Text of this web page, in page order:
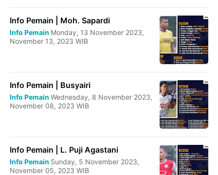
Info Pemain | Moh. Sapardi
Info Pemain Monday, 13 November 2023,
November 13, 2023 WIB
Info Pemain | Busyairi
Info Pemain Wednesday, 8 November 2023,
November 08, 2023 WIB
Info Pemain | L. Puji Agastani
Info Pemain Sunday, 5 November 2023,
November 05, 2023 WIB